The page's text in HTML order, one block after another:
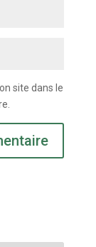
site dans le